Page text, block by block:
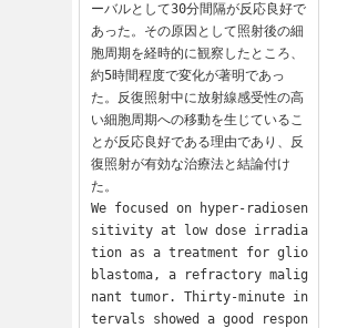
ーバルとして30分間隔が反応良好で
あった。その原因として照射後の細
胞周期を経時的に観察したところ、
約5時間程度で変化が著明であっ
た。反復照射中に放射線感受性の高
い細胞周期への移動を生じているこ
とが反応良好である理由であり、反
復照射が有効な治療法と結論付け
た。
We focused on hyper-radiosen
sitivity at low dose irradia
tion as a treatment for glio
blastoma, a refractory malig
nant tumor. Thirty-minute in
tervals showed a good respon